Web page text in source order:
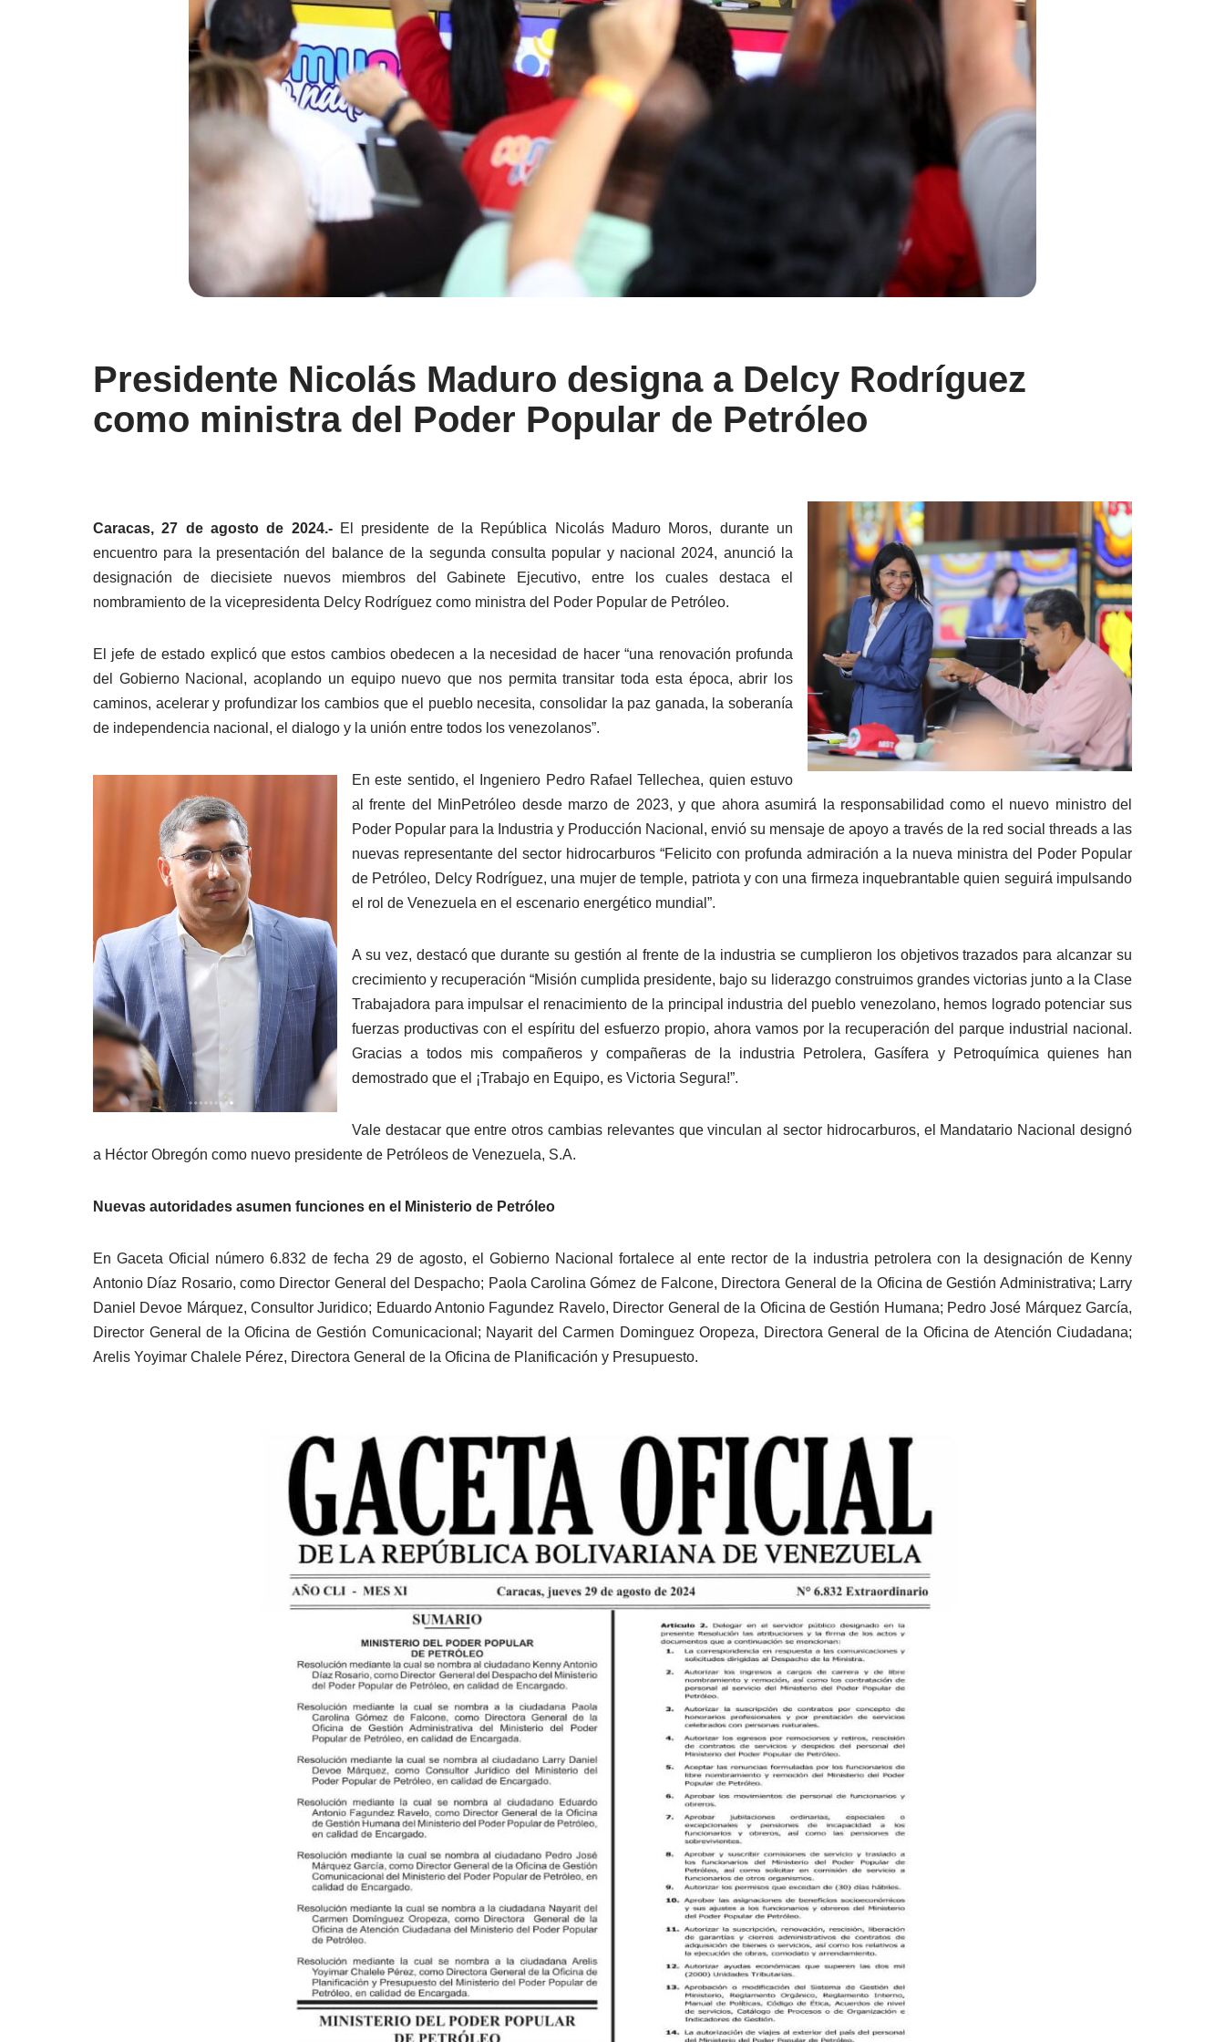
Presidente Nicolás Maduro designa a Delcy Rodríguez
como ministra del Poder Popular de Petróleo
Caracas, 27 de agosto de 2024.- El presidente de la República Nicolás Maduro Moros, durante un
encuentro para la presentación del balance de la segunda consulta popular y nacional 2024, anunció la
designación de diecisiete nuevos miembros del Gabinete Ejecutivo, entre los cuales destaca el
nombramiento de la vicepresidenta Delcy Rodríguez como ministra del Poder Popular de Petróleo.
El jefe de estado explicó que estos cambios obedecen a la necesidad de hacer “una renovación profunda
del Gobierno Nacional, acoplando un equipo nuevo que nos permita transitar toda esta época, abrir los
caminos, acelerar y profundizar los cambios que el pueblo necesita, consolidar la paz ganada, la soberanía
de independencia nacional, el dialogo y la unión entre todos los venezolanos”.
En este sentido, el Ingeniero Pedro Rafael Tellechea, quien estuvo
al frente del MinPetróleo desde marzo de 2023, y que ahora asumirá la responsabilidad como el nuevo ministro del
Poder Popular para la Industria y Producción Nacional, envió su mensaje de apoyo a través de la red social threads a las
nuevas representante del sector hidrocarburos “Felicito con profunda admiración a la nueva ministra del Poder Popular
de Petróleo, Delcy Rodríguez, una mujer de temple, patriota y con una firmeza inquebrantable quien seguirá impulsando
el rol de Venezuela en el escenario energético mundial”.
A su vez, destacó que durante su gestión al frente de la industria se cumplieron los objetivos trazados para alcanzar su
crecimiento y recuperación “Misión cumplida presidente, bajo su liderazgo construimos grandes victorias junto a la Clase
Trabajadora para impulsar el renacimiento de la principal industria del pueblo venezolano, hemos logrado potenciar sus
fuerzas productivas con el espíritu del esfuerzo propio, ahora vamos por la recuperación del parque industrial nacional.
Gracias a todos mis compañeros y compañeras de la industria Petrolera, Gasífera y Petroquímica quienes han
demostrado que el ¡Trabajo en Equipo, es Victoria Segura!”.
Vale destacar que entre otros cambias relevantes que vinculan al sector hidrocarburos, el Mandatario Nacional designó
a Héctor Obregón como nuevo presidente de Petróleos de Venezuela, S.A.
Nuevas autoridades asumen funciones en el Ministerio de Petróleo
En Gaceta Oficial número 6.832 de fecha 29 de agosto, el Gobierno Nacional fortalece al ente rector de la industria petrolera con la designación de Kenny
Antonio Díaz Rosario, como Director General del Despacho; Paola Carolina Gómez de Falcone, Directora General de la Oficina de Gestión Administrativa; Larry
Daniel Devoe Márquez, Consultor Juridico; Eduardo Antonio Fagundez Ravelo, Director General de la Oficina de Gestión Humana; Pedro José Márquez García,
Director General de la Oficina de Gestión Comunicacional; Nayarit del Carmen Dominguez Oropeza, Directora General de la Oficina de Atención Ciudadana;
Arelis Yoyimar Chalele Pérez, Directora General de la Oficina de Planificación y Presupuesto.